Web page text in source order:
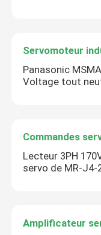
Servomoteur
Panasonic
Voltage tout
Commandes
Lecteur 3PH
servo de MR-J4-
Amplificateur